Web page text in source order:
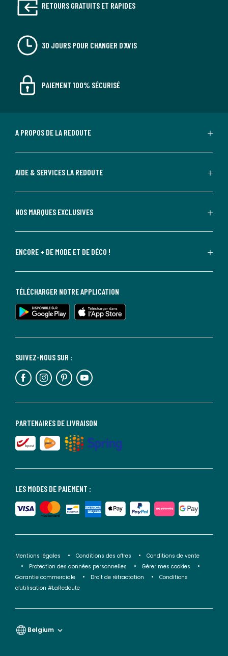
RETOURS GRATUITS ET RAPIDES
30 JOURS POUR CHANGER D'AVIS
PAIEMENT 100% SÉCURISÉ
A PROPOS DE LA REDOUTE
AIDE & SERVICES LA REDOUTE
NOS MARQUES EXCLUSIVES
ENCORE + DE MODE ET DE DÉCO !
LES MODES DE PAIEMENT :
PARTENAIRES DE LIVRAISON
SUIVEZ-NOUS SUR :
TÉLÉCHARGER NOTRE APPLICATION
Mentions légales Conditions des offres
Conditions de vente
Protection des données personnelles
Gérer mes cookies
Garantie commerciale
Droit de rétractation
Conditions
d'utilisation #LaRedoute
Belgium